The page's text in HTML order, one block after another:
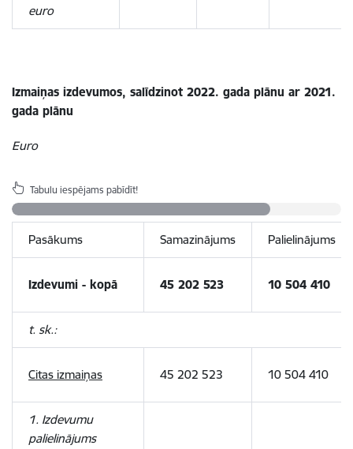
euro
Izmaiņas izdevumos, salīdzinot 2022. gada plānu ar 2021.
gada plānu
Euro
Tabulu iespējams pabīdīt!
Pasākums Samazinājums Palielinājums
Izdevumi - kopā 45 202 523 10 504 410
t. sk.:
Citas izmaiņas 45 202 523 10 504 410
1. Izdevumu
palielinājums